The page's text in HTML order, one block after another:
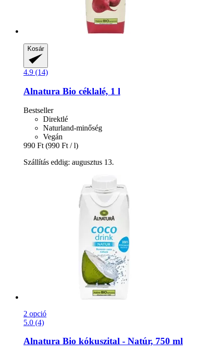
Kosár
4.9 (14)
Alnatura Bio céklalé, 1 l
Bestseller
Direktlé
Naturland-minőség
Vegán
990 Ft (990 Ft / l)
Szállítás eddig: augusztus 13.
2 opció
5.0 (4)
Alnatura Bio kókuszital -​ Natúr, 750 ml